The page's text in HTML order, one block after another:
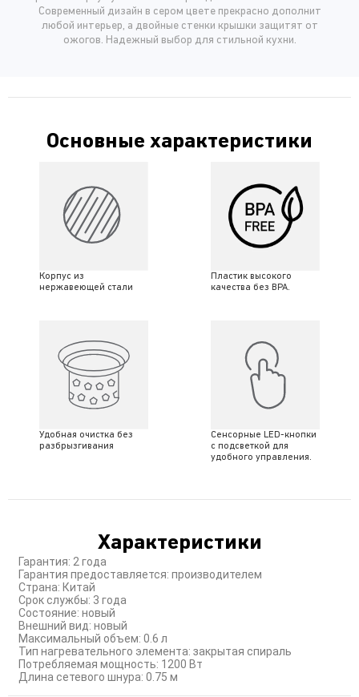
Современный дизайн в сером цвете прекрасно дополнит
любой интерьер, а двойные стенки крышки защитят от
ожогов. Надежный выбор для стильной кухни.
Основные характеристики
Корпус из
нержавеющей стали
Пластик высокого
качества без BPA.
Удобная очистка без
разбрызгивания
Сенсорные LED-кнопки
с подсветкой для
удобного управления.
Характеристики
Гарантия: 2 года
Гарантия предоставляется: производителем
Страна: Китай
Срок службы: 3 года
Состояние: новый
Внешний вид: новый
Максимальный объем: 0.6 л
Тип нагревательного элемента: закрытая спираль
Потребляемая мощность: 1200 Вт
Длина сетевого шнура: 0.75 м